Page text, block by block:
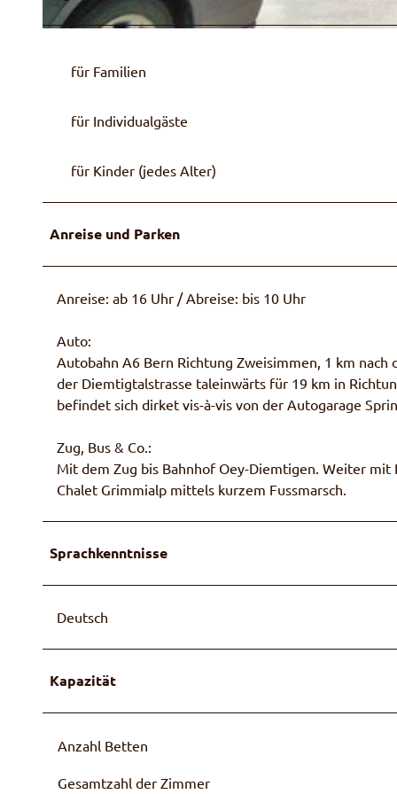
für Familien
für Individualgäste
für Kinder (jedes Alter)
Anreise und Parken
Anreise: ab 16 Uhr / Abreise: bis 10 Uhr
Auto:
Autobahn A6 Bern Richtung Zweisimmen, 1 km
der Diemtigtalstrasse taleinwärts für 19 km in
befindet sich dirket vis-à-vis von der Autogarage
Zug, Bus & Co.:
Mit dem Zug bis Bahnhof Oey-Diemtigen. Weiter mit
Chalet Grimmialp mittels kurzem Fussmarsch.
Sprachkenntnisse
Deutsch
Kapazität
Anzahl Betten
Gesamtzahl der Zimmer